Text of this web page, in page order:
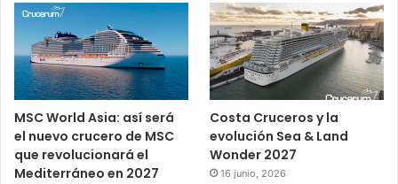
MSC World Asia: así será
el nuevo crucero de MSC
que revolucionará el
Mediterráneo en 2027
Costa Cruceros y la
evolución Sea & Land
Wonder 2027
16 junio, 2026